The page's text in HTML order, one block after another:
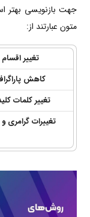
جهت بازنویسی بهتر
متون عبارتند از:
تغییر
کاهش
تغییر کلمات
تغییرات